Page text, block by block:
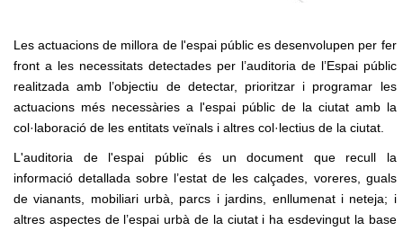
Les actuacions de millora de l'espai públic es desenvolupen per fer
front a les necessitats detectades per l’auditoria de l’Espai públic
realitzada amb l’objectiu de detectar, prioritzar i programar les
actuacions més necessàries a l'espai públic de la ciutat amb la
col·laboració de les entitats veïnals i altres col·lectius de la ciutat.
L'auditoria de l'espai públic és un document que recull la
informació detallada sobre l’estat de les calçades, voreres, guals
de vianants, mobiliari urbà, parcs i jardins, enllumenat i neteja; i
altres aspectes de l’espai urbà de la ciutat i ha esdevingut la base